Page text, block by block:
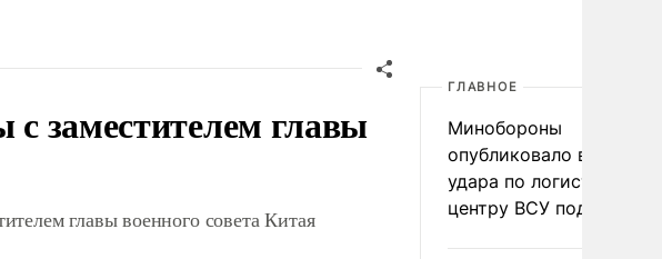
с заместителем главы
главы военного совета Китая
ГЛАВНОЕ
Минобороны
опубликовало видео
удара по
центру ВСУ под Киевом